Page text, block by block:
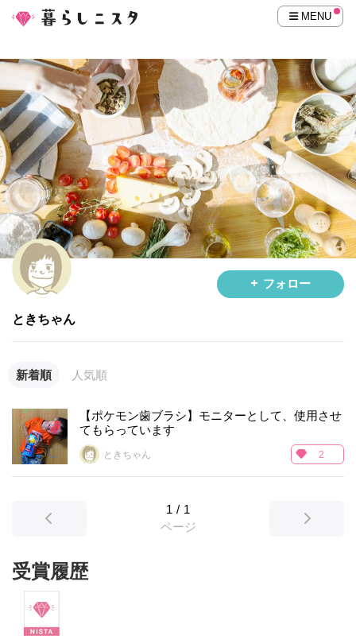
MENU
フォロー
ときちゃん
新着順 人気順
【ポケモン歯ブラシ】モニターとして、使用させ
てもらっています
ときちゃん 2
1 / 1
ページ
受賞履歴